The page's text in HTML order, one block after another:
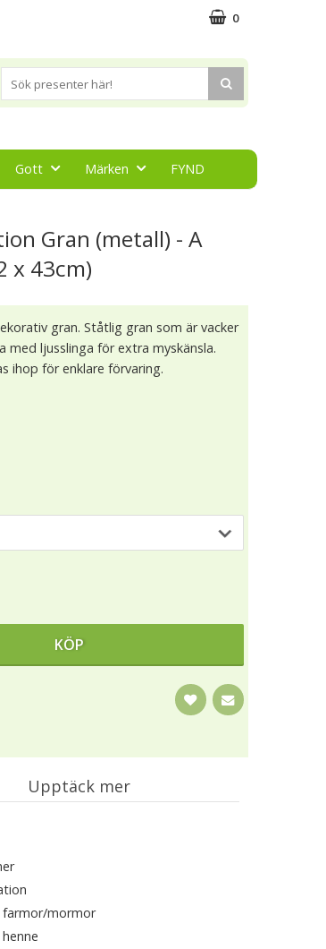
0
Gott Märken FYND
Gran (metall) - A
x 43cm)
gran. Ståtlig gran som är vacker
med ljusslinga för extra myskänsla.
ihop för enklare förvaring.
KÖP
Upptäck mer
farmor/mormor